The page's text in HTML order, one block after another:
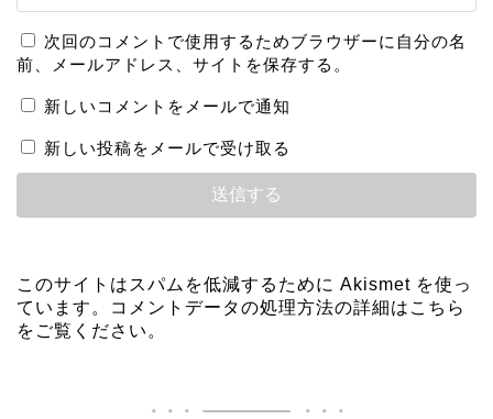
次回のコメントで使用するためブラウザーに自分の名
前、メールアドレス、サイトを保存する。
新しいコメントをメールで通知
新しい投稿をメールで受け取る
このサイトはスパムを低減するために Akismet を使っ
ています。
コメントデータの処理方法の詳細はこちら
をご覧ください。